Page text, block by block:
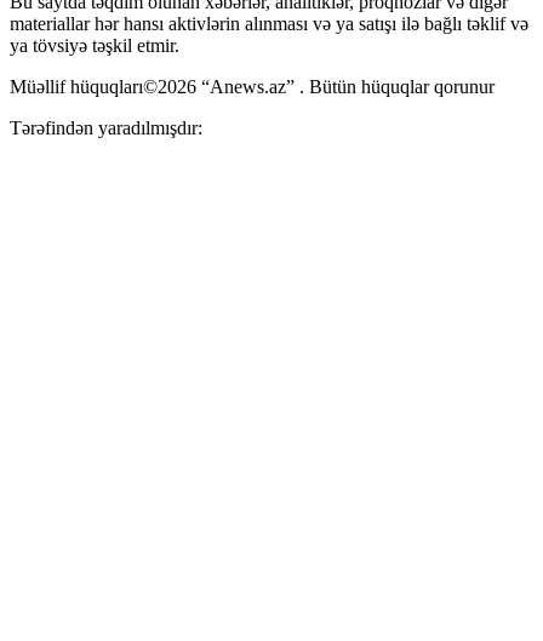
materiallar hər hansı aktivlərin alınması və ya satışı ilə bağlı təklif və
ya tövsiyə təşkil etmir.
Müəllif hüquqları©2026 “Anews.az” . Bütün hüquqlar qorunur
Tərəfindən yaradılmışdır: